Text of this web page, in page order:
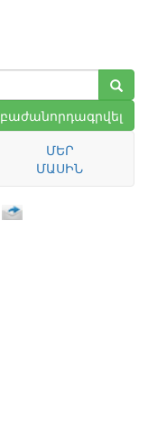
բաժանորդագրվել
ՄԵՐ
ՄԱՍԻՆ